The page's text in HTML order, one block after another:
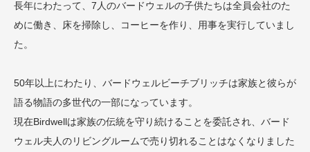
長年にわたって、7人のバードウェルの子供たちは全員会社のた
めに働き、床を掃除し、コーヒーを作り、用事を実行していまし
た。
50年以上にわたり、バードウェルビーチブリッチは家族と彼らが
語る物語の多世代の一部になっています。
現在Birdwellは家族の伝統を守り続けることを委託され、バード
ウェル夫人のリビングルームで売り切れることはなくなりました